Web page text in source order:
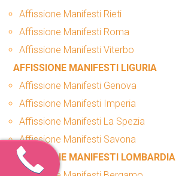
Affissione Manifesti Rieti
Affissione Manifesti Roma
Affissione Manifesti Viterbo
AFFISSIONE MANIFESTI LIGURIA
Affissione Manifesti Genova
Affissione Manifesti Imperia
Affissione Manifesti La Spezia
Affissione Manifesti Savona
AFFISSIONE MANIFESTI LOMBARDIA